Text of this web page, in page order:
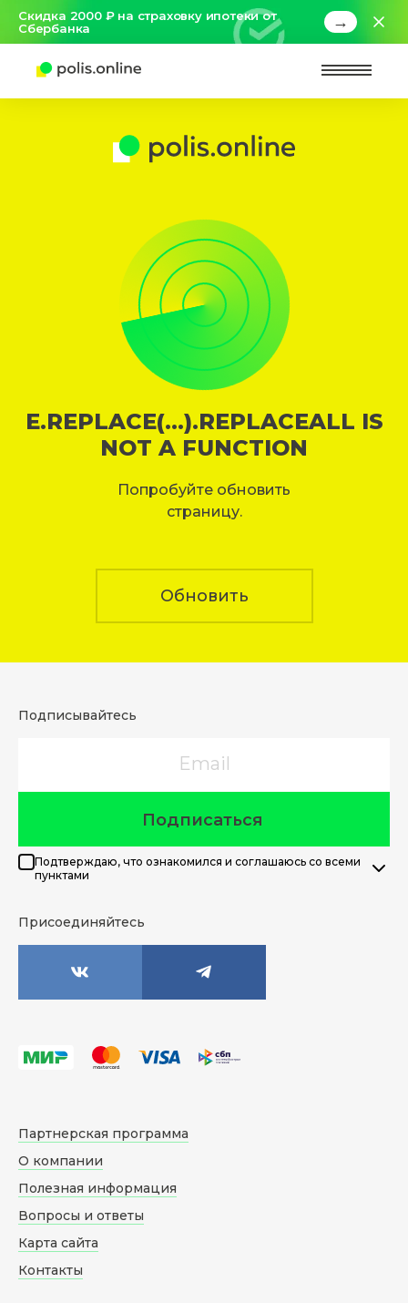
Скидка 2000 ₽ на страховку ипотеки от
Сбербанка
→
E.REPLACE(...).REPLACEALL IS
NOT A FUNCTION
Попробуйте обновить
страницу.
Обновить
Подписывайтесь
Подписаться
Подтверждаю, что ознакомился и соглашаюсь со всеми
пунктами
Присоединяйтесь
Партнерская программа
О компании
Полезная информация
Вопросы и ответы
Карта сайта
Контакты